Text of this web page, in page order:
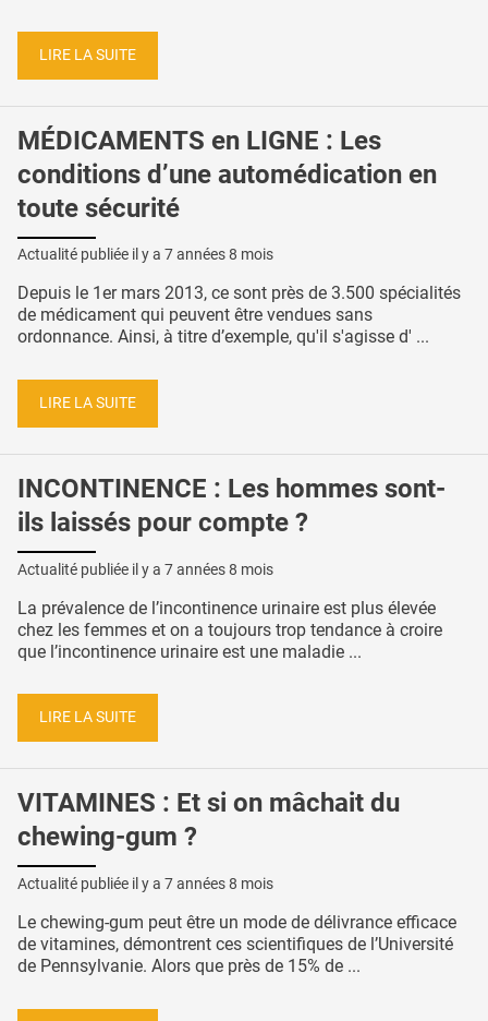
LIRE LA SUITE
MÉDICAMENTS en LIGNE : Les
conditions d’une automédication en
toute sécurité
Actualité publiée il y a 7 années 8 mois
Depuis le 1er mars 2013, ce sont près de 3.500 spécialités
de médicament qui peuvent être vendues sans
ordonnance. Ainsi, à titre d’exemple, qu'il s'agisse d' ...
LIRE LA SUITE
INCONTINENCE : Les hommes sont-
ils laissés pour compte ?
Actualité publiée il y a 7 années 8 mois
La prévalence de l’incontinence urinaire est plus élevée
chez les femmes et on a toujours trop tendance à croire
que l’incontinence urinaire est une maladie ...
LIRE LA SUITE
VITAMINES : Et si on mâchait du
chewing-gum ?
Actualité publiée il y a 7 années 8 mois
Le chewing-gum peut être un mode de délivrance efficace
de vitamines, démontrent ces scientifiques de l’Université
de Pennsylvanie. Alors que près de 15% de ...